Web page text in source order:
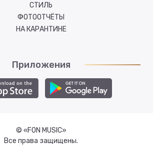
СТИЛЬ
ФОТООТЧЁТЫ
НА КАРАНТИНЕ
Приложения
© «FON MUSIC»
Все права защищены.